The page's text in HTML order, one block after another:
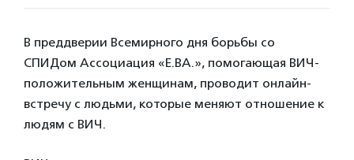
В преддверии Всемирного дня борьбы со
СПИДом Ассоциация «Е.ВА.», помогающая ВИЧ-
положительным женщинам, проводит онлайн-
встречу с людьми, которые меняют отношение к
людям с ВИЧ.